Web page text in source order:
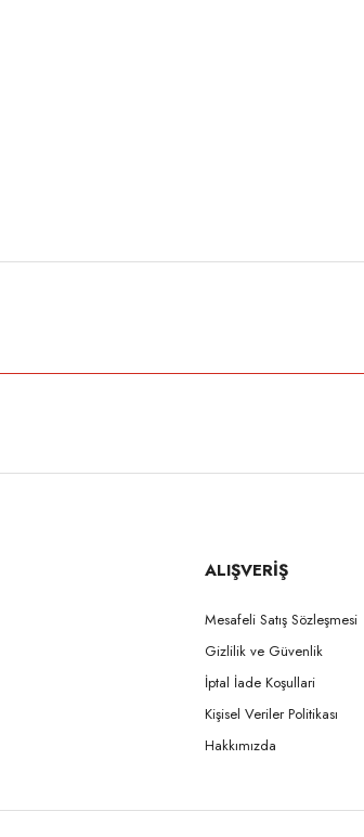
ALIŞVERİŞ
Mesafeli Satış Sözleşmesi
Gizlilik ve Güvenlik
İptal İade Koşullari
Kişisel Veriler Politikası
Hakkımızda